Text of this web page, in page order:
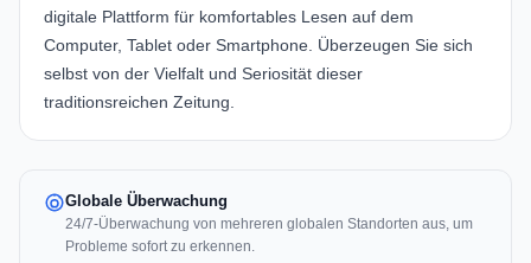
digitale Plattform für komfortables Lesen auf dem
Computer, Tablet oder Smartphone. Überzeugen Sie sich
selbst von der Vielfalt und Seriosität dieser
traditionsreichen Zeitung.
Globale Überwachung
24/7-Überwachung von mehreren globalen Standorten aus, um
Probleme sofort zu erkennen.